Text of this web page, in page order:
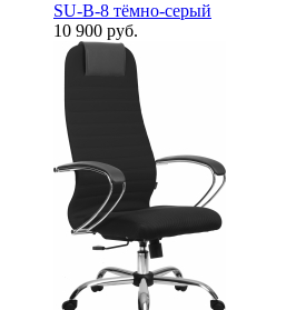
SU-B-8 тёмно-серый
10 900 руб.